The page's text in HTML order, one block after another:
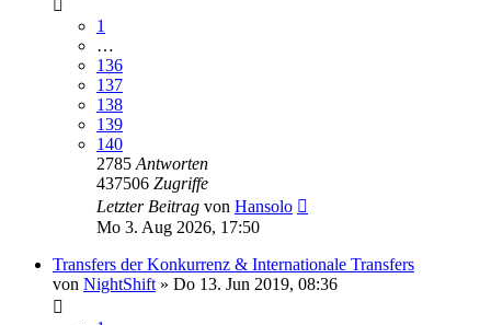
1
…
136
137
138
139
140
2785 Antworten
437506 Zugriffe
Letzter Beitrag von Hansolo
Mo 3. Aug 2026, 17:50
Transfers der Konkurrenz & Internationale Transfers
von NightShift » Do 13. Jun 2019, 08:36